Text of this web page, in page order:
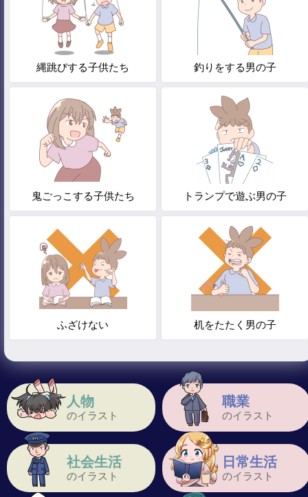
人物
のイラスト
職業
のイラスト
社会生活
のイラスト
日常生活
のイラスト
縄跳びする子供たち 釣りをする男の子
鬼ごっこする子供たち トランプで遊ぶ男の子
ふざけない 机をたたく男の子